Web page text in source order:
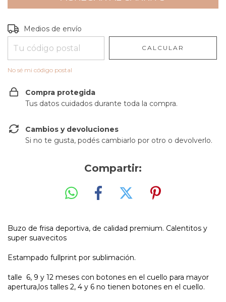
Entregas para el CP:
Medios de envío
CALCULAR
No sé mi código postal
Compra protegida
Tus datos cuidados durante toda la compra.
Cambios y devoluciones
Si no te gusta, podés cambiarlo por otro o devolverlo.
Compartir:
Buzo de frisa deportiva, de calidad premium. Calentitos y
super suavecitos
Estampado fullprint por sublimación.
talle 6, 9 y 12 meses con botones en el cuello para mayor
apertura,los talles 2, 4 y 6 no tienen botones en el cuello.